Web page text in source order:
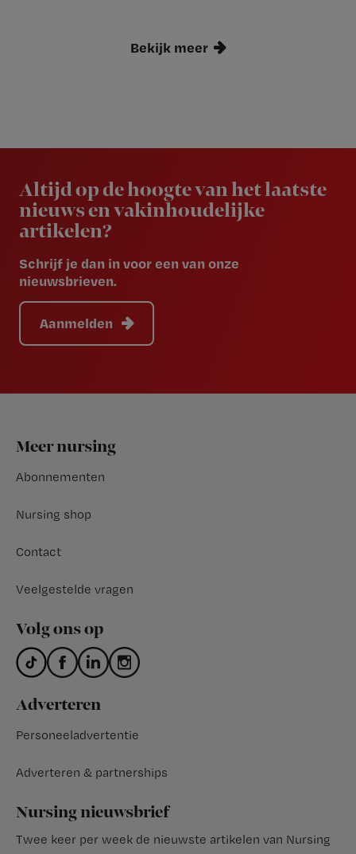
Bekijk meer
Altijd op de hoogte van het laatste
nieuws en vakinhoudelijke
artikelen?
Schrijf je dan in voor een van onze
nieuwsbrieven.
Aanmelden
Footer
Meer nursing
Abonnementen
Nursing shop
Contact
Veelgestelde vragen
Volg ons op
Adverteren
Personeeladvertentie
Adverteren & partnerships
Nursing nieuwsbrief
Twee keer per week de nieuwste artikelen van Nursing